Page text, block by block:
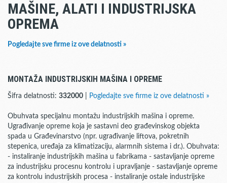
MAŠINE, ALATI I INDUSTRIJSKA
OPREMA
Pogledajte sve firme iz ove delatnosti »
MONTAŽA INDUSTRIJSKIH MAŠINA I OPREME
Šifra delatnosti: 332000 Pogledajte sve firme iz ove delatnosti »
Obuhvata specijalnu montažu industrijskih mašina i opreme.
Ugrađivanje opreme koja je sastavni deo građevinskog objekta
spada u Građevinarstvo (npr. ugrađivanje liftova, pokretnih
stepenica, uređaja za klimatizaciju, alarmnih sistema i dr.). Obuhvata:
- instaliranje industrijskih mašina u fabrikama - sastavljanje opreme
za industrijsku procesnu kontrolu i upravljanje - sastavljanje opreme
za kontrolu industrijskih procesa - instaliranje ostale industrijske